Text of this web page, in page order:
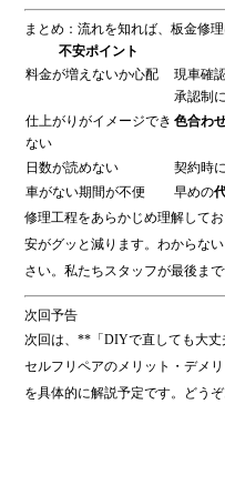
まとめ：流れを知れば、板金修
不安ポイント
料金が増えないか心配
現車確
承認制に
仕上がりがイメージでき
ない
色合わ
日数が読めない 契約時
車がない期間が不便
早めの
修理工程をあらかじめ理解して
安がグッと減ります。わからな
さい。私たちスタッフが最後ま
次回予告
次回は、**「DIYで直しても大丈
セルフリペアのメリット・デメ
を具体的に解説予定です。どうぞ